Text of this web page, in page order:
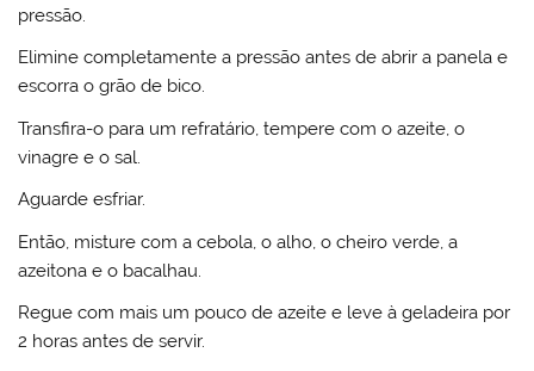
pressão.
Elimine completamente a pressão antes de abrir a panela e
escorra o grão de bico.
Transfira-o para um refratário, tempere com o azeite, o
vinagre e o sal.
Aguarde esfriar.
Então, misture com a cebola, o alho, o cheiro verde, a
azeitona e o bacalhau.
Regue com mais um pouco de azeite e leve à geladeira por
2 horas antes de servir.